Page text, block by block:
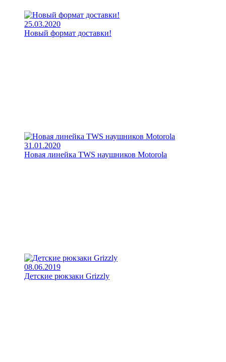
25.03.2020
Новый формат доставки!
31.01.2020
Новая линейка TWS наушников Motorola
08.06.2019
Детские рюкзаки Grizzly